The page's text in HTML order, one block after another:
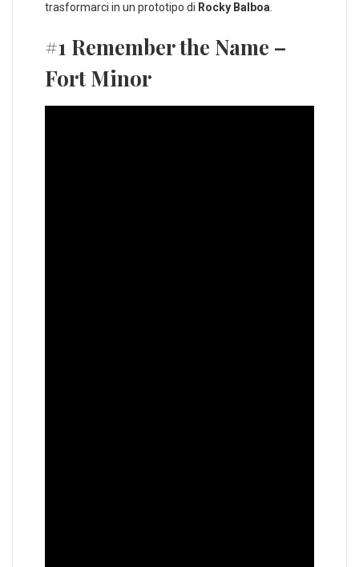
trasformarci in un prototipo di Rocky Balboa.
#1 Remember the Name –
Fort Minor